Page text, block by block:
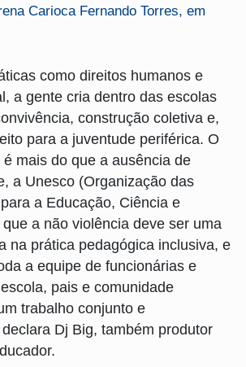
Carioca Fernando Torres, em
como direitos humanos e
a gente cria dentro das escolas
construção coletiva e,
para a juventude periférica. O
mais do que a ausência de
a Unesco (Organização das
a Educação, Ciência e
a não violência deve ser uma
na prática pedagógica inclusiva, e
a equipe de funcionárias e
pais e comunidade
trabalho conjunto e
Dj Big, também produtor